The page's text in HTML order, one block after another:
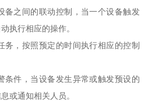
备之间的联动控制，当一个设备触发
执行相应的操作。
务，按照预定的时间执行相应的控制
条件，当设备发生异常或触发预设的
或通知相关人员。